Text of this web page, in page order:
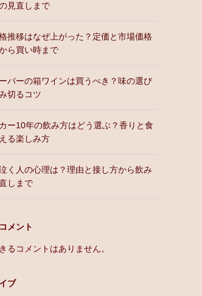
見直しまで
推移はなぜ上がった？定価と市場価格
ら買い時まで
パーの箱ワインは買うべき？味の選び
切るコツ
ー10年の飲み方はどう選ぶ？香りと食
る楽しみ方
く人の心理は？理由と接し方から飲み
しまで
メント
るコメントはありません。
ブ